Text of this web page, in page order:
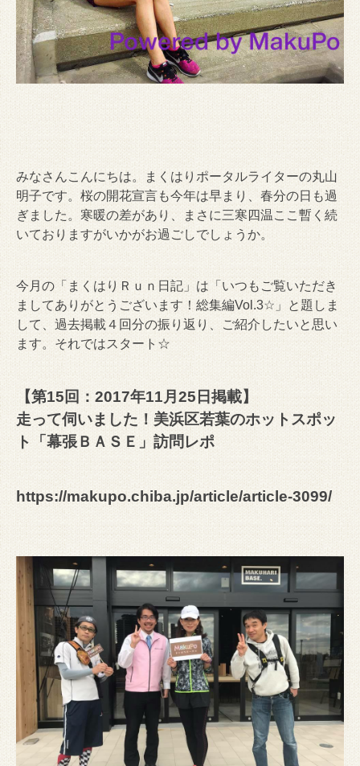
みなさんこんにちは。まくはりポータルライターの丸山
明子です。桜の開花宣言も今年は早まり、春分の日も過
ぎました。寒暖の差があり、まさに三寒四温ここ暫く続
いておりますがいかがお過ごしでしょうか。
今月の「まくはりＲｕｎ日記」は「いつもご覧いただき
ましてありがとうございます！総集編Vol.3☆」と題しま
して、過去掲載４回分の振り返り、ご紹介したいと思い
ます。それではスタート☆
【第15回：2017年11月25日掲載】
走って伺いました！美浜区若葉のホットスポッ
ト「幕張ＢＡＳＥ」訪問レポ
https://makupo.chiba.jp/article/article-3099/